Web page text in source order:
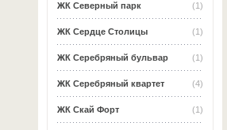
(1)
ЖК Северный парк
(1)
ЖК Сердце Столицы
(1)
ЖК Серебряный бульвар
(4)
ЖК Серебряный квартет
(1)
ЖК Скай Форт